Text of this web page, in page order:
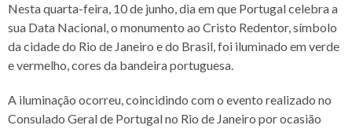
Nesta quarta-feira, 10 de junho, dia em que Portugal celebra a
sua Data Nacional, o monumento ao Cristo Redentor, símbolo
da cidade do Rio de Janeiro e do Brasil, foi iluminado em verde
e vermelho, cores da bandeira portuguesa.
A iluminação ocorreu, coincidindo com o evento realizado no
Consulado Geral de Portugal no Rio de Janeiro por ocasião